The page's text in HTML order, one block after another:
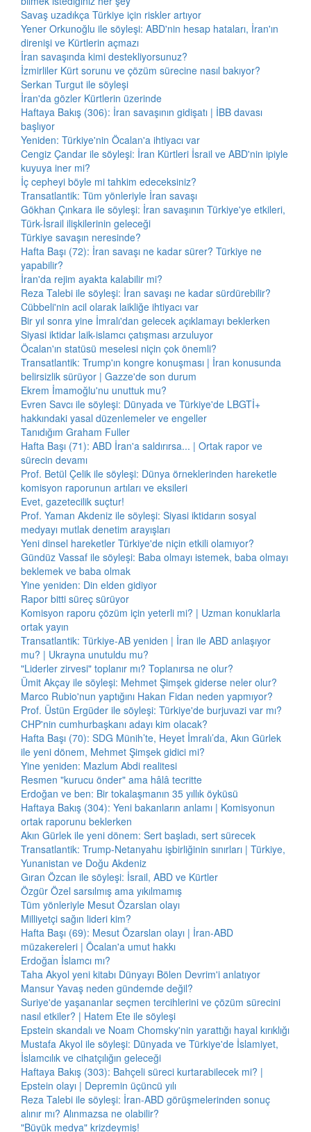
Savaş uzadıkça Türkiye için riskler artıyor
Yener Orkunoğlu ile söyleşi: ABD'nin hesap hataları, İran'ın
direnişi ve Kürtlerin açmazı
İran savaşında kimi destekliyorsunuz?
İzmirliler Kürt sorunu ve çözüm sürecine nasıl bakıyor?
Serkan Turgut ile söyleşi
İran'da gözler Kürtlerin üzerinde
Haftaya Bakış (306): İran savaşının gidişatı | İBB davası
başlıyor
Yeniden: Türkiye'nin Öcalan'a ihtiyacı var
Cengiz Çandar ile söyleşi: İran Kürtleri İsrail ve ABD'nin ipiyle
kuyuya iner mi?
İç cepheyi böyle mi tahkim edeceksiniz?
Transatlantik: Tüm yönleriyle İran savaşı
Gökhan Çınkara ile söyleşi: İran savaşının Türkiye'ye etkileri,
Türk-İsrail ilişkilerinin geleceği
Türkiye savaşın neresinde?
Hafta Başı (72): İran savaşı ne kadar sürer? Türkiye ne
yapabilir?
İran'da rejim ayakta kalabilir mi?
Reza Talebi ile söyleşi: İran savaşı ne kadar sürdürebilir?
Cübbeli'nin acil olarak laikliğe ihtiyacı var
Bir yıl sonra yine İmralı'dan gelecek açıklamayı beklerken
Siyasi iktidar laik-islamcı çatışması arzuluyor
Öcalan'ın statüsü meselesi niçin çok önemli?
Transatlantik: Trump'ın kongre konuşması | İran konusunda
belirsizlik sürüyor | Gazze'de son durum
Ekrem İmamoğlu'nu unuttuk mu?
Evren Savcı ile söyleşi: Dünyada ve Türkiye'de LBGTİ+
hakkındaki yasal düzenlemeler ve engeller
Tanıdığım Graham Fuller
Hafta Başı (71): ABD İran'a saldırırsa... | Ortak rapor ve
sürecin devamı
Prof. Betül Çelik ile söyleşi: Dünya örneklerinden hareketle
komisyon raporunun artıları ve eksileri
Evet, gazetecilik suçtur!
Prof. Yaman Akdeniz ile söyleşi: Siyasi iktidarın sosyal
medyayı mutlak denetim arayışları
Yeni dinsel hareketler Türkiye'de niçin etkili olamıyor?
Gündüz Vassaf ile söyleşi: Baba olmayı istemek, baba olmayı
beklemek ve baba olmak
Yine yeniden: Din elden gidiyor
Rapor bitti süreç sürüyor
Komisyon raporu çözüm için yeterli mi? | Uzman konuklarla
ortak yayın
Transatlantik: Türkiye-AB yeniden | İran ile ABD anlaşıyor
mu? | Ukrayna unutuldu mu?
"Liderler zirvesi" toplanır mı? Toplanırsa ne olur?
Ümit Akçay ile söyleşi: Mehmet Şimşek giderse neler olur?
Marco Rubio'nun yaptığını Hakan Fidan neden yapmıyor?
Prof. Üstün Ergüder ile söyleşi: Türkiye'de burjuvazi var mı?
CHP'nin cumhurbaşkanı adayı kim olacak?
Hafta Başı (70): SDG Münih’te, Heyet İmralı’da, Akın Gürlek
ile yeni dönem, Mehmet Şimşek gidici mi?
Yine yeniden: Mazlum Abdi realitesi
Resmen "kurucu önder" ama hâlâ tecritte
Erdoğan ve ben: Bir tokalaşmanın 35 yıllık öyküsü
Haftaya Bakış (304): Yeni bakanların anlamı | Komisyonun
ortak raporunu beklerken
Akın Gürlek ile yeni dönem: Sert başladı, sert sürecek
Transatlantik: Trump-Netanyahu işbirliğinin sınırları | Türkiye,
Yunanistan ve Doğu Akdeniz
Gıran Özcan ile söyleşi: İsrail, ABD ve Kürtler
Özgür Özel sarsılmış ama yıkılmamış
Tüm yönleriyle Mesut Özarslan olayı
Milliyetçi sağın lideri kim?
Hafta Başı (69): Mesut Özarslan olayı | İran-ABD
müzakereleri | Öcalan'a umut hakkı
Erdoğan İslamcı mı?
Taha Akyol yeni kitabı Dünyayı Bölen Devrim'i anlatıyor
Mansur Yavaş neden gündemde değil?
Suriye'de yaşananlar seçmen tercihlerini ve çözüm sürecini
nasıl etkiler? | Hatem Ete ile söyleşi
Epstein skandalı ve Noam Chomsky'nin yarattığı hayal kırıklığı
Mustafa Akyol ile söyleşi: Dünyada ve Türkiye'de İslamiyet,
İslamcılık ve cihatçılığın geleceği
Haftaya Bakış (303): Bahçeli süreci kurtarabilecek mi? |
Epstein olayı | Depremin üçüncü yılı
Reza Talebi ile söyleşi: İran-ABD görüşmelerinden sonuç
alınır mı? Alınmazsa ne olabilir?
"Büyük medya" krizdeymiş!